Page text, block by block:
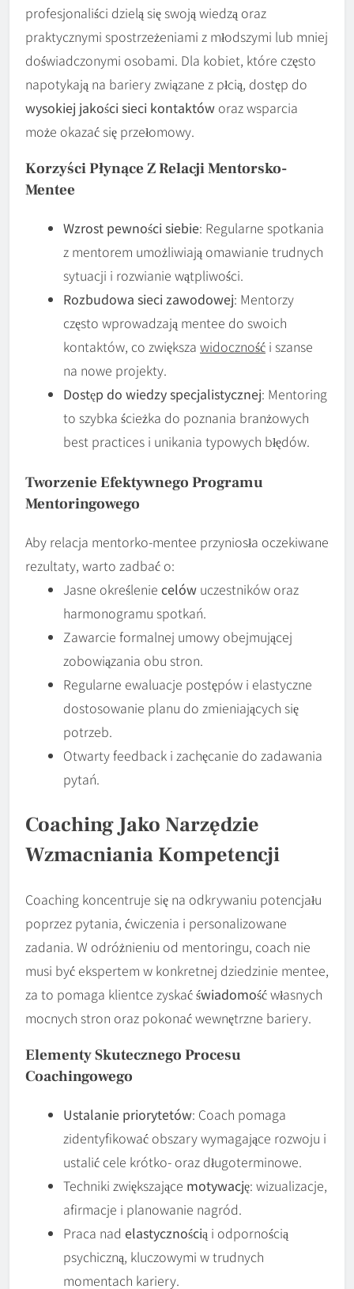
profesjonaliści dzielą się swoją wiedzą oraz
praktycznymi spostrzeżeniami z młodszymi lub mniej
doświadczonymi osobami. Dla kobiet, które często
napotykają na bariery związane z płcią, dostęp do
wysokiej jakości sieci kontaktów oraz wsparcia
może okazać się przełomowy.
Korzyści Płynące Z Relacji Mentorsko-
Mentee
Wzrost pewności siebie: Regularne spotkania
z mentorem umożliwiają omawianie trudnych
sytuacji i rozwianie wątpliwości.
Rozbudowa sieci zawodowej: Mentorzy
często wprowadzają mentee do swoich
kontaktów, co zwiększa widoczność i szanse
na nowe projekty.
Dostęp do wiedzy specjalistycznej: Mentoring
to szybka ścieżka do poznania branżowych
best practices i unikania typowych błędów.
Tworzenie Efektywnego Programu
Mentoringowego
Aby relacja mentorko-mentee przyniosła oczekiwane
rezultaty, warto zadbać o:
Jasne określenie celów uczestników oraz
harmonogramu spotkań.
Zawarcie formalnej umowy obejmującej
zobowiązania obu stron.
Regularne ewaluacje postępów i elastyczne
dostosowanie planu do zmieniających się
potrzeb.
Otwarty feedback i zachęcanie do zadawania
pytań.
Coaching Jako Narzędzie
Wzmacniania Kompetencji
Coaching koncentruje się na odkrywaniu potencjału
poprzez pytania, ćwiczenia i personalizowane
zadania. W odróżnieniu od mentoringu, coach nie
musi być ekspertem w konkretnej dziedzinie mentee,
za to pomaga klientce zyskaćświadomośćwłasnych
mocnych stron oraz pokonać wewnętrzne bariery.
Elementy Skutecznego Procesu
Coachingowego
Ustalanie priorytetów: Coach pomaga
zidentyfikować obszary wymagające rozwoju i
ustalić cele krótko- oraz długoterminowe.
Techniki zwiększające motywację: wizualizacje,
afirmacje i planowanie nagród.
Praca nad elastycznością i odpornością
psychiczną, kluczowymi w trudnych
momentach kariery.